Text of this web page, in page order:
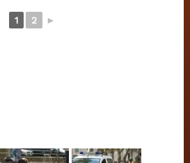
1 2 ►